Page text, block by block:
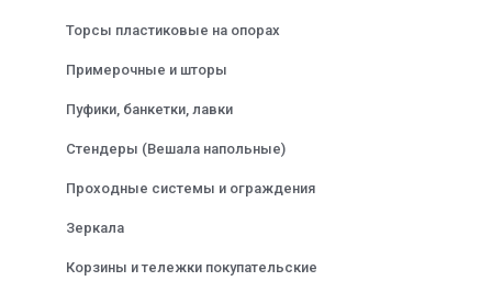
Торсы пластиковые на опорах
Примерочные и шторы
Пуфики, банкетки, лавки
Стендеры (Вешала напольные)
Проходные системы и ограждения
Зеркала
Корзины и тележки покупательские